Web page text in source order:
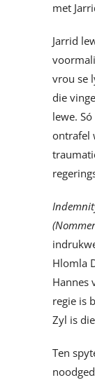
met
Jarrid
vrou se
die
lewe.
ontrafel
Hlomla
Hannes
regie is
Zyl is
Ten